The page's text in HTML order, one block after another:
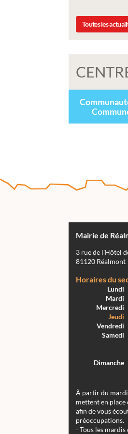
Toutes les
Mairie de
3 rue de l'Hôtel
81120 Réalmont
Horaires du
Lundi
Mardi
Mercredi
Jeudi
Vendredi
Samedi
Dimanche
À partir du
mettent en place
afin de vous
préoccupations.
- Tous les mardis